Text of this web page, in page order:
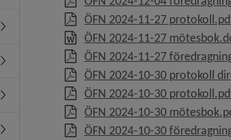
Undermeny för Dataskydd, personuppgifter
Undermeny för Konsumentvägledning
Undermeny för Borgerlig vigsel
Undermeny för Kris och beredskap
ÖFN 2024-11-27
ÖFN 2024-11-27
ÖFN 2024-11-27
ÖFN 2024-10-30 protokoll
ÖFN 2024-10-30
ÖFN 2024-10-30
ÖFN 2024-10-30